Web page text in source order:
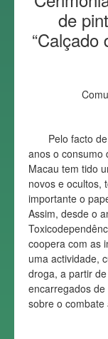
de
Pelo facto
anos o consumo
Macau tem tido
novos e ocultos,
importante o
Assim, desde o
coopera com as
uma actividade,
droga, a partir
encarregados
sobre o combate